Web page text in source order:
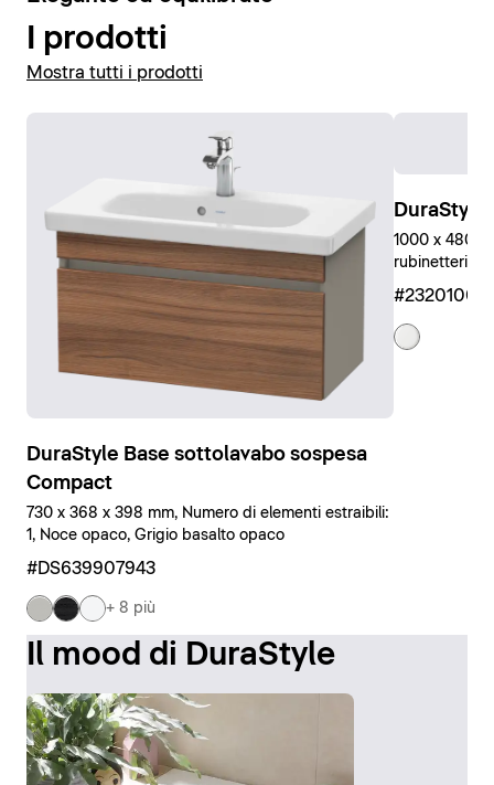
I prodotti
Mostra tutti i prodotti
DuraStyle Base sottolavabo sospesa
Compact
730 x 368 x 398 mm, Numero di elementi estraibili:
1, Noce opaco, Grigio basalto opaco
#DS639907943
+ 8 più
DuraStyle
1000 x 480
rubinetteria,
Il mood di DuraStyle